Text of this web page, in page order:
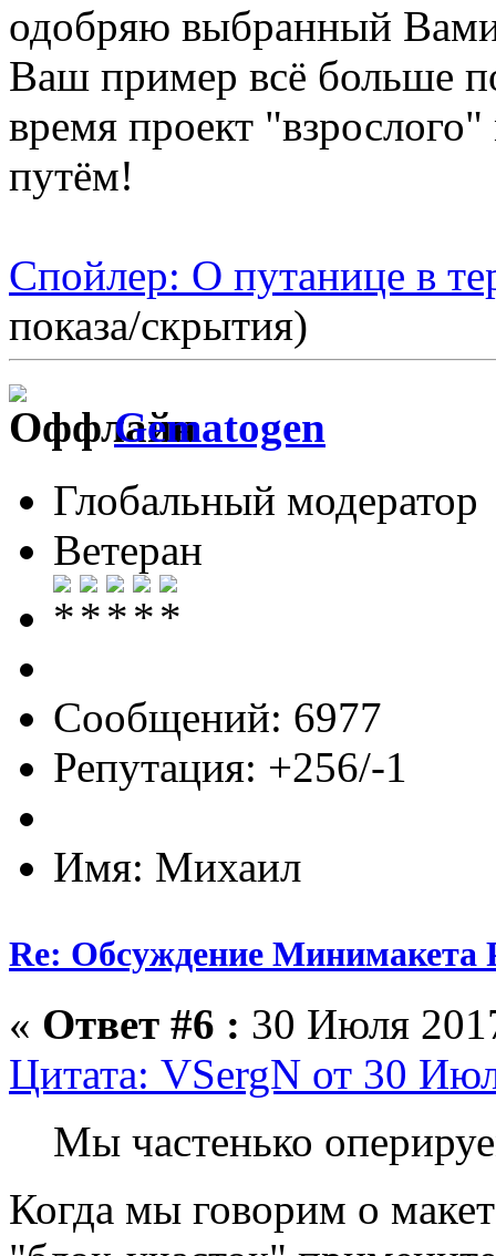
одобряю выбранный
Ваш пример всё больше
время проект
путём!
Спойлер: О путанице в
показа/скрытия)
Gematogen
Глобальный модератор
Ветеран
Сообщений: 6977
Репутация: +256/-1
Имя: Михаил
Re: Обсуждение Минимакета
« Ответ #6 : 30 Июля
Цитата: VSergN от 30
Мы частенько
Когда мы говорим о